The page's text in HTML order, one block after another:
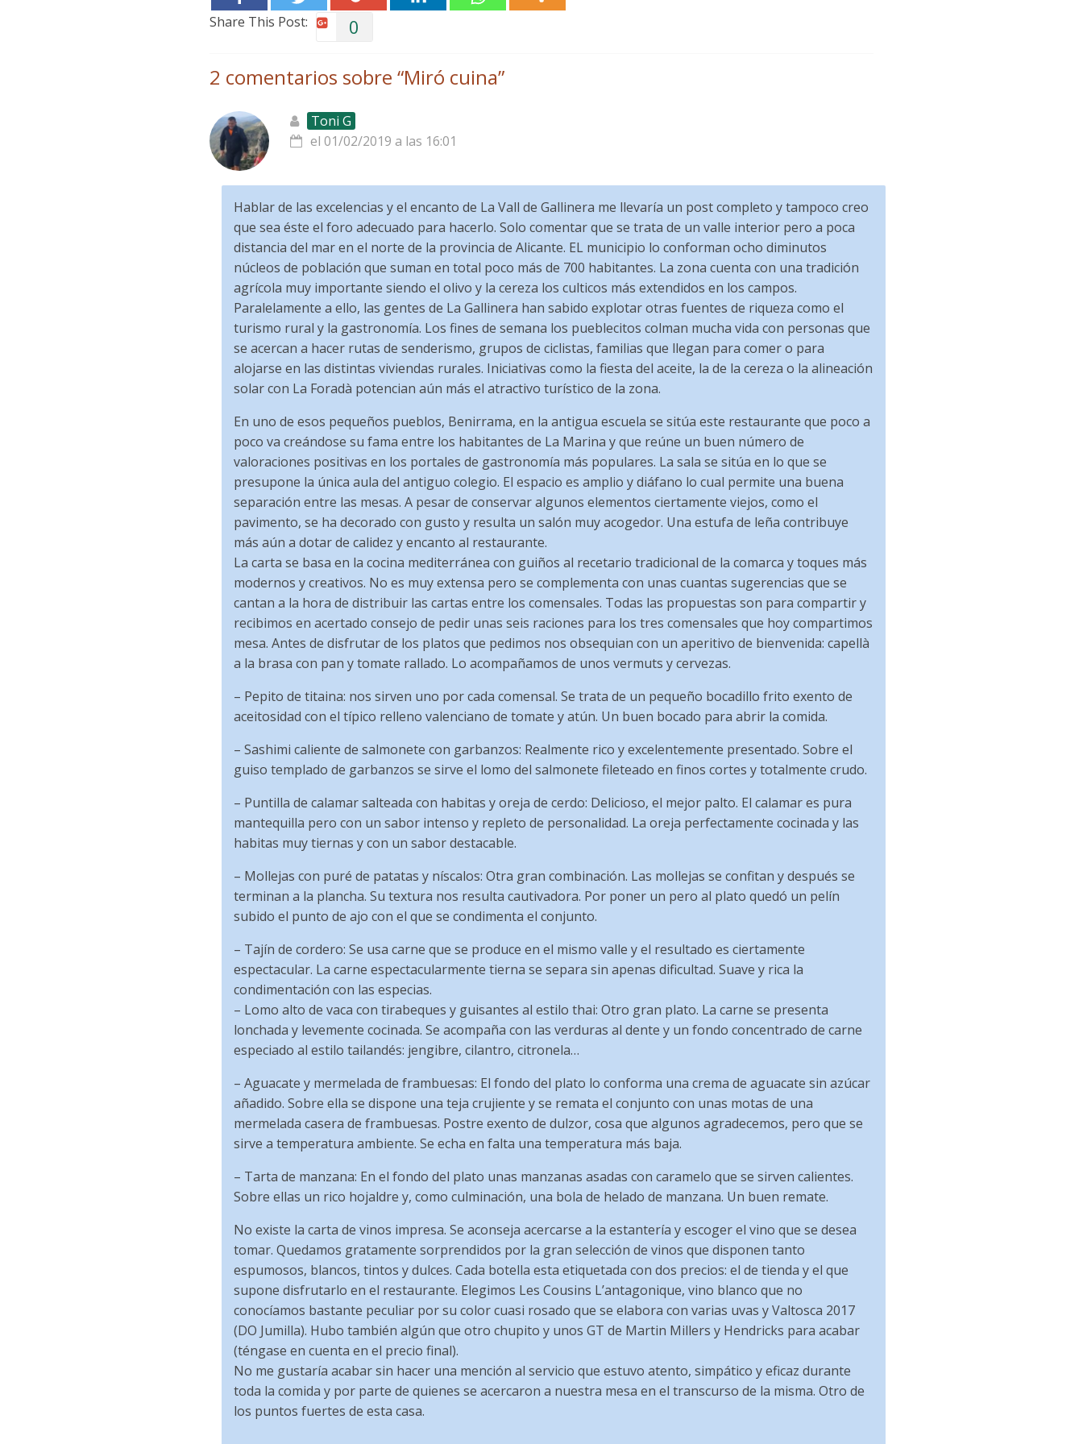
Share This Post: 0
2 comentarios sobre “Miró cuina”
Toni G
el 01/02/2019 a las 16:01
Hablar de las excelencias y el encanto de La Vall de Gallinera me llevaría un post completo y tampoco creo
que sea éste el foro adecuado para hacerlo. Solo comentar que se trata de un valle interior pero a poca
distancia del mar en el norte de la provincia de Alicante. EL municipio lo conforman ocho diminutos
núcleos de población que suman en total poco más de 700 habitantes. La zona cuenta con una tradición
agrícola muy importante siendo el olivo y la cereza los culticos más extendidos en los campos.
Paralelamente a ello, las gentes de La Gallinera han sabido explotar otras fuentes de riqueza como el
turismo rural y la gastronomía. Los fines de semana los pueblecitos colman mucha vida con personas que
se acercan a hacer rutas de senderismo, grupos de ciclistas, familias que llegan para comer o para
alojarse en las distintas viviendas rurales. Iniciativas como la fiesta del aceite, la de la cereza o la alineación
solar con La Foradà potencian aún más el atractivo turístico de la zona.
En uno de esos pequeños pueblos, Benirrama, en la antigua escuela se sitúa este restaurante que poco a
poco va creándose su fama entre los habitantes de La Marina y que reúne un buen número de
valoraciones positivas en los portales de gastronomía más populares. La sala se sitúa en lo que se
presupone la única aula del antiguo colegio. El espacio es amplio y diáfano lo cual permite una buena
separación entre las mesas. A pesar de conservar algunos elementos ciertamente viejos, como el
pavimento, se ha decorado con gusto y resulta un salón muy acogedor. Una estufa de leña contribuye
más aún a dotar de calidez y encanto al restaurante.
La carta se basa en la cocina mediterránea con guiños al recetario tradicional de la comarca y toques más
modernos y creativos. No es muy extensa pero se complementa con unas cuantas sugerencias que se
cantan a la hora de distribuir las cartas entre los comensales. Todas las propuestas son para compartir y
recibimos en acertado consejo de pedir unas seis raciones para los tres comensales que hoy compartimos
mesa. Antes de disfrutar de los platos que pedimos nos obsequian con un aperitivo de bienvenida: capellà
a la brasa con pan y tomate rallado. Lo acompañamos de unos vermuts y cervezas.
– Pepito de titaina: nos sirven uno por cada comensal. Se trata de un pequeño bocadillo frito exento de
aceitosidad con el típico relleno valenciano de tomate y atún. Un buen bocado para abrir la comida.
– Sashimi caliente de salmonete con garbanzos: Realmente rico y excelentemente presentado. Sobre el
guiso templado de garbanzos se sirve el lomo del salmonete fileteado en finos cortes y totalmente crudo.
– Puntilla de calamar salteada con habitas y oreja de cerdo: Delicioso, el mejor palto. El calamar es pura
mantequilla pero con un sabor intenso y repleto de personalidad. La oreja perfectamente cocinada y las
habitas muy tiernas y con un sabor destacable.
– Mollejas con puré de patatas y níscalos: Otra gran combinación. Las mollejas se confitan y después se
terminan a la plancha. Su textura nos resulta cautivadora. Por poner un pero al plato quedó un pelín
subido el punto de ajo con el que se condimenta el conjunto.
– Tajín de cordero: Se usa carne que se produce en el mismo valle y el resultado es ciertamente
espectacular. La carne espectacularmente tierna se separa sin apenas dificultad. Suave y rica la
condimentación con las especias.
– Lomo alto de vaca con tirabeques y guisantes al estilo thai: Otro gran plato. La carne se presenta
lonchada y levemente cocinada. Se acompaña con las verduras al dente y un fondo concentrado de carne
especiado al estilo tailandés: jengibre, cilantro, citronela…
– Aguacate y mermelada de frambuesas: El fondo del plato lo conforma una crema de aguacate sin azúcar
añadido. Sobre ella se dispone una teja crujiente y se remata el conjunto con unas motas de una
mermelada casera de frambuesas. Postre exento de dulzor, cosa que algunos agradecemos, pero que se
sirve a temperatura ambiente. Se echa en falta una temperatura más baja.
– Tarta de manzana: En el fondo del plato unas manzanas asadas con caramelo que se sirven calientes.
Sobre ellas un rico hojaldre y, como culminación, una bola de helado de manzana. Un buen remate.
No existe la carta de vinos impresa. Se aconseja acercarse a la estantería y escoger el vino que se desea
tomar. Quedamos gratamente sorprendidos por la gran selección de vinos que disponen tanto
espumosos, blancos, tintos y dulces. Cada botella esta etiquetada con dos precios: el de tienda y el que
supone disfrutarlo en el restaurante. Elegimos Les Cousins L’antagonique, vino blanco que no
conocíamos bastante peculiar por su color cuasi rosado que se elabora con varias uvas y Valtosca 2017
(DO Jumilla). Hubo también algún que otro chupito y unos GT de Martin Millers y Hendricks para acabar
(téngase en cuenta en el precio final).
No me gustaría acabar sin hacer una mención al servicio que estuvo atento, simpático y eficaz durante
toda la comida y por parte de quienes se acercaron a nuestra mesa en el transcurso de la misma. Otro de
los puntos fuertes de esta casa.